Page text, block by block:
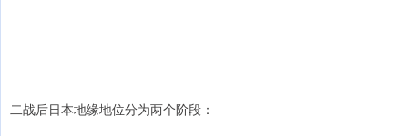
二战后日本地缘地位分为两个阶段：